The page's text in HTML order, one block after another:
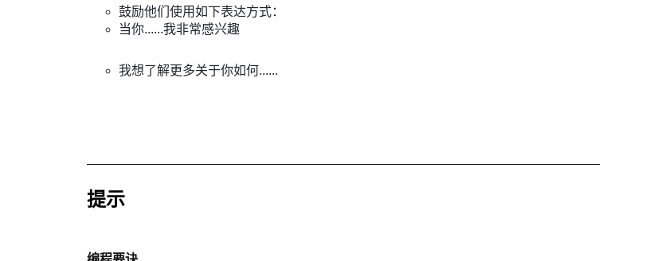
鼓励他们使用如下表达方式：
当你......我非常感兴趣
我想了解更多关于你如何......
提示